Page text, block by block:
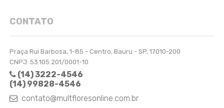
CONTATO
Praça Rui Barbosa, 1-85 - Centro, Bauru - SP, 17010-200
CNPJ: 53.105.201/0001-10
(14) 3222-4546
(14) 99828-4546
contato@multfloresonline.com.br